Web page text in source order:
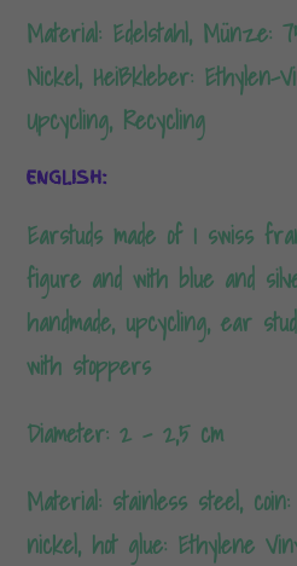
Material: Edelstahl, Münze:
Nickel, Heißkleber: Ethylen-
Upcycling, Recycling
ENGLISH:
Earstuds made of 1 swiss
figure and with blue and
handmade, upcycling, ear
with stoppers
Diameter: 2 – 2,5 cm
Material: stainless steel,
nickel, hot glue: Ethylene